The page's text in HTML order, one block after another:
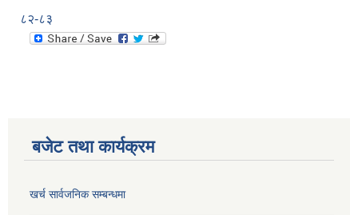
८२-८३
बजेट तथा कार्यक्रम
खर्च सार्वजनिक सम्बन्धमा